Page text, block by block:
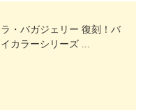
ラ・バガジェリー 復刻！バ
イカラーシリーズ ...